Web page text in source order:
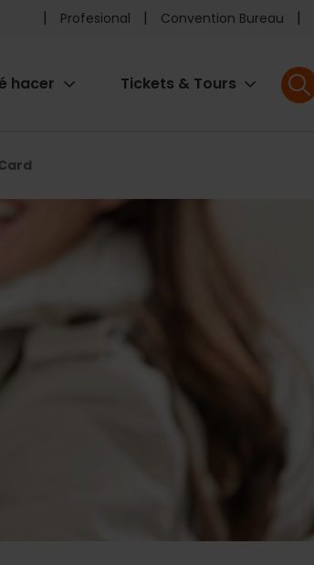
Pre
header
Profesional Convention Bureau
hacer Tickets & Tours